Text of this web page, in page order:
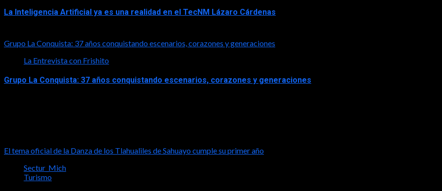
La Inteligencia Artificial ya es una realidad en el TecNM Lázaro Cárdenas
Grupo La Conquista: 37 años conquistando escenarios, corazones y generaciones
La Entrevista con Frishito
Grupo La Conquista: 37 años conquistando escenarios, corazones y generaciones
El tema oficial de la Danza de los Tlahualiles de Sahuayo cumple su primer año
Sectur_Mich
Turismo